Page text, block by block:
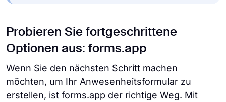
Probieren Sie fortgeschrittene
Optionen aus: forms.app
Wenn Sie den nächsten Schritt machen
möchten, um Ihr Anwesenheitsformular zu
erstellen, ist forms.app der richtige Weg. Mit